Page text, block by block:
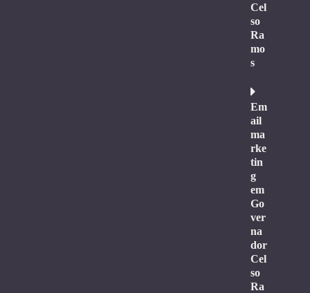
Cel
so
Ra
mo
s
Em
ail
ma
rke
tin
g
em
Go
ver
na
dor
Cel
so
Ra